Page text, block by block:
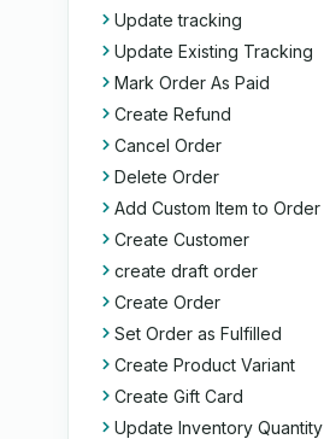
Update tracking
Update Existing Tracking
Mark Order As Paid
Create Refund
Cancel Order
Delete Order
Add Custom Item to Order
Create Customer
create draft order
Create Order
Set Order as Fulfilled
Create Product Variant
Create Gift Card
Update Inventory Quantity